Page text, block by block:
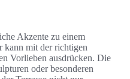
Akzente zu einem
kann mit der richtigen
Vorlieben ausdrücken. Die
oder besonderen